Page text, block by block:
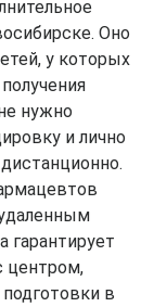
Оно
у которых
нужно
и лично
центром,
в